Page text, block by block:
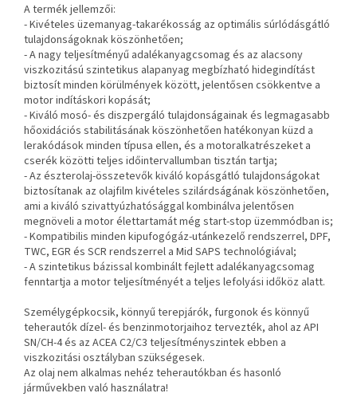
A termék jellemzői:
- Kivételes üzemanyag-takarékosság az optimális súrlódásgátló
tulajdonságoknak köszönhetően;
- A nagy teljesítményű adalékanyagcsomag és az alacsony
viszkozitású szintetikus alapanyag megbízható hidegindítást
biztosít minden körülmények között, jelentősen csökkentve a
motor indításkori kopását;
- Kiváló mosó- és diszpergáló tulajdonságainak és legmagasabb
hőoxidációs stabilitásának köszönhetően hatékonyan küzd a
lerakódások minden típusa ellen, és a motoralkatrészeket a
cserék közötti teljes időintervallumban tisztán tartja;
- Az észterolaj-összetevők kiváló kopásgátló tulajdonságokat
biztosítanak az olajfilm kivételes szilárdságának köszönhetően,
ami a kiváló szivattyúzhatósággal kombinálva jelentősen
megnöveli a motor élettartamát még start-stop üzemmódban is;
- Kompatibilis minden kipufogógáz-utánkezelő rendszerrel, DPF,
TWC, EGR és SCR rendszerrel a Mid SAPS technológiával;
- A szintetikus bázissal kombinált fejlett adalékanyagcsomag
fenntartja a motor teljesítményét a teljes lefolyási időköz alatt.
Személygépkocsik, könnyű terepjárók, furgonok és könnyű
teherautók dízel- és benzinmotorjaihoz tervezték, ahol az API
SN/CH-4 és az ACEA C2/C3 teljesítményszintek ebben a
viszkozitási osztályban szükségesek.
Az olaj nem alkalmas nehéz teherautókban és hasonló
járművekben való használatra!